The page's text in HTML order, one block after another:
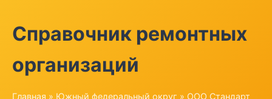
Справочник ремонтных
организаций
Главная » Южный федеральный округ » ООО Стандарт